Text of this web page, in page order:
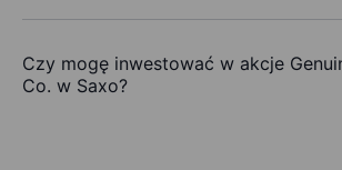
Czy mogę inwestować w akcje
Co. w Saxo?